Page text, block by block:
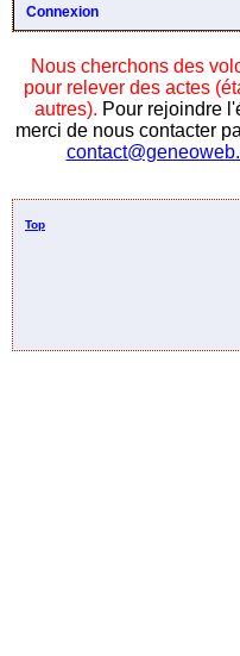
Connexion
Nous cherchons des
pour relever des actes
autres). Pour rejoindre
merci de nous contacter
Top